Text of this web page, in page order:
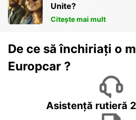
Unite?
Citește mai mult
De ce să închiriați o
Europcar ?
Asistență rutieră